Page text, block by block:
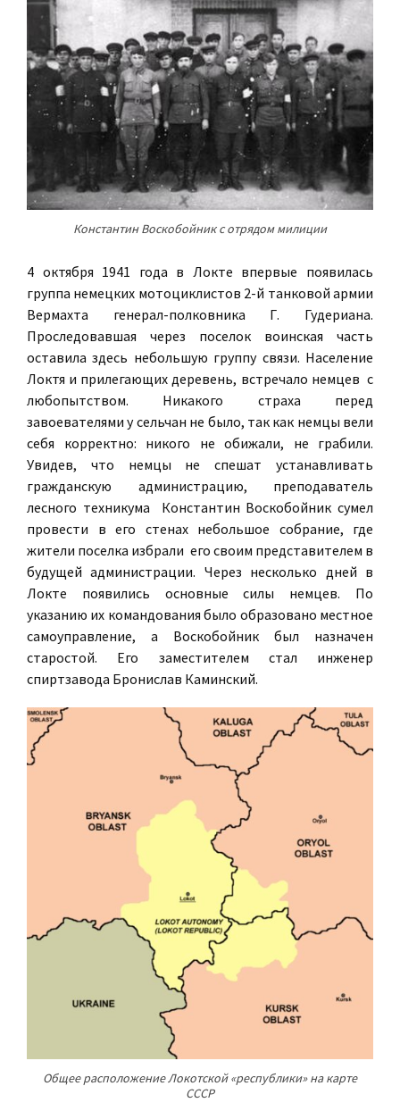
Константин Воскобойник с отрядом милиции
4 октября 1941 года в Локте впервые появилась
группа немецких мотоциклистов 2-й танковой армии
Вермахта генерал-полковника Г. Гудериана.
Проследовавшая через поселок воинская часть
оставила здесь небольшую группу связи. Население
Локтя и прилегающих деревень, встречало немцев с
любопытством. Никакого страха перед
завоевателями у сельчан не было, так как немцы вели
себя корректно: никого не обижали, не грабили.
Увидев, что немцы не спешат устанавливать
гражданскую администрацию, преподаватель
лесного техникума Константин Воскобойник сумел
провести в его стенах небольшое собрание, где
жители поселка избрали его своим представителем в
будущей администрации. Через несколько дней в
Локте появились основные силы немцев. По
указанию их командования было образовано местное
самоуправление, а Воскобойник был назначен
старостой. Его заместителем стал инженер
спиртзавода Бронислав Каминский.
Общее расположение Локотской «республики» на карте
СССР